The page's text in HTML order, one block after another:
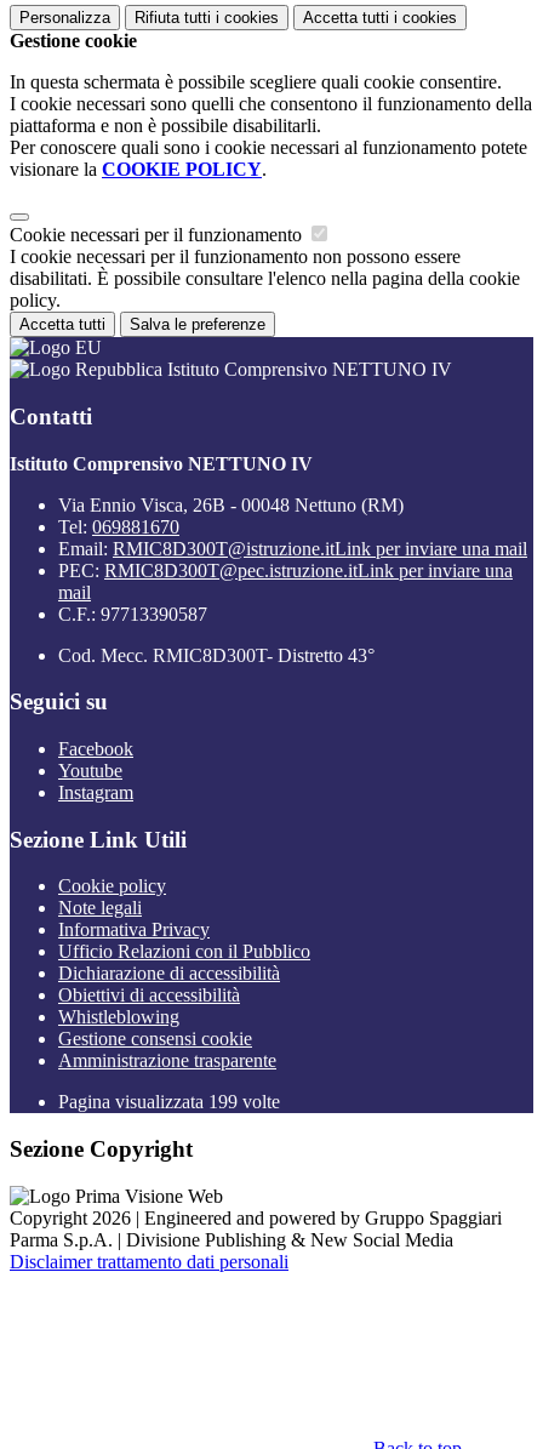
Personalizza Rifiuta tutti i cookies Accetta tutti i cookies
Gestione cookie
In questa schermata è possibile scegliere quali cookie consentire.
I cookie necessari sono quelli che consentono il funzionamento della
piattaforma e non è possibile disabilitarli.
Per conoscere quali sono i cookie necessari al funzionamento potete
visionare la COOKIE POLICY.
Cookie necessari per il funzionamento
I cookie necessari per il funzionamento non possono essere
disabilitati. È possibile consultare l'elenco nella pagina della cookie
policy.
Accetta tutti Salva le preferenze
Istituto Comprensivo NETTUNO IV
Contatti
Istituto Comprensivo NETTUNO IV
Via Ennio Visca, 26B - 00048 Nettuno (RM)
Tel: 069881670
Email: RMIC8D300T@istruzione.itLink per inviare una mail
PEC: RMIC8D300T@pec.istruzione.itLink per inviare una
mail
C.F.: 97713390587
Cod. Mecc. RMIC8D300T- Distretto 43°
Seguici su
Facebook
Youtube
Instagram
Sezione Link Utili
Cookie policy
Note legali
Informativa Privacy
Ufficio Relazioni con il Pubblico
Dichiarazione di accessibilità
Obiettivi di accessibilità
Whistleblowing
Gestione consensi cookie
Amministrazione trasparente
Pagina visualizzata 199 volte
Sezione Copyright
Copyright 2026 | Engineered and powered by Gruppo Spaggiari
Parma S.p.A. | Divisione Publishing & New Social Media
Disclaimer trattamento dati personali